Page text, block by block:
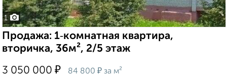
1
Продажа: 1‑комнатная квартира,
вторичка, 36м², 2/5 этаж
3 050 000 ₽ 84 800 ₽ за м²